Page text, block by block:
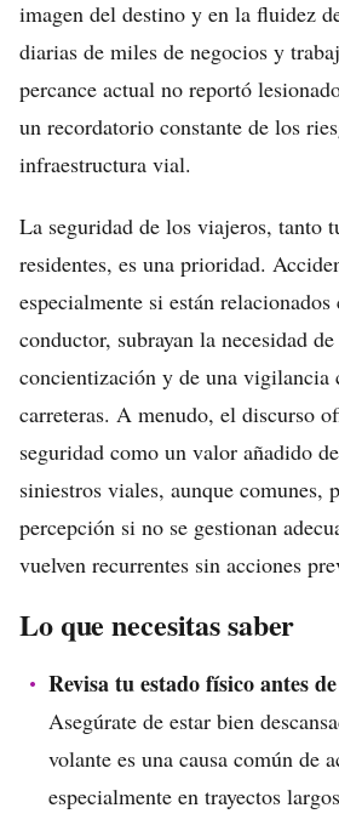
imagen del destino y en la fluidez
diarias de miles de negocios y
percance actual no reportó
un recordatorio constante de los
infraestructura vial.
La seguridad de los viajeros, tanto
residentes, es una prioridad.
especialmente si están
conductor, subrayan la necesidad
concientización y de una vigilancia
carreteras. A menudo, el discurso
seguridad como un valor añadido
siniestros viales, aunque comunes,
percepción si no se gestionan
vuelven recurrentes sin acciones
Lo que necesitas saber
Revisa tu estado físico antes
Asegúrate de estar bien
volante es una causa común de
especialmente en trayectos